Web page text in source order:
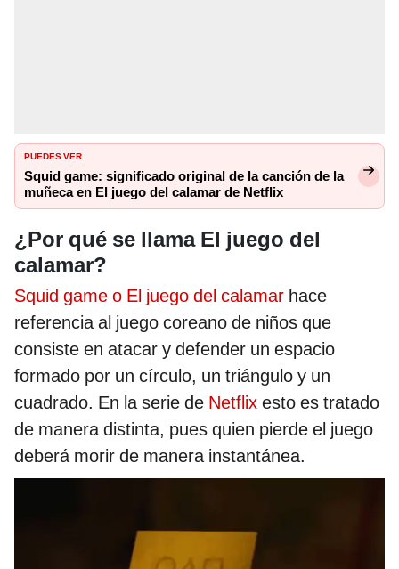
PUEDES VER
Squid game: significado original de la canción de la
muñeca en El juego del calamar de Netflix
¿Por qué se llama El juego del
calamar?
Squid game o El juego del calamar hace
referencia al juego coreano de niños que
consiste en atacar y defender un espacio
formado por un círculo, un triángulo y un
cuadrado. En la serie de Netflix esto es tratado
de manera distinta, pues quien pierde el juego
deberá morir de manera instantánea.